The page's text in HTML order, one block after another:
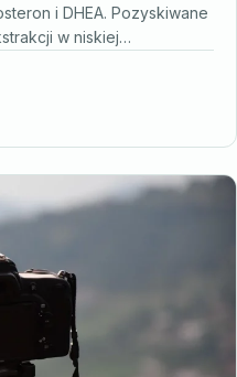
i DHEA. Pozyskiwane
w niskiej